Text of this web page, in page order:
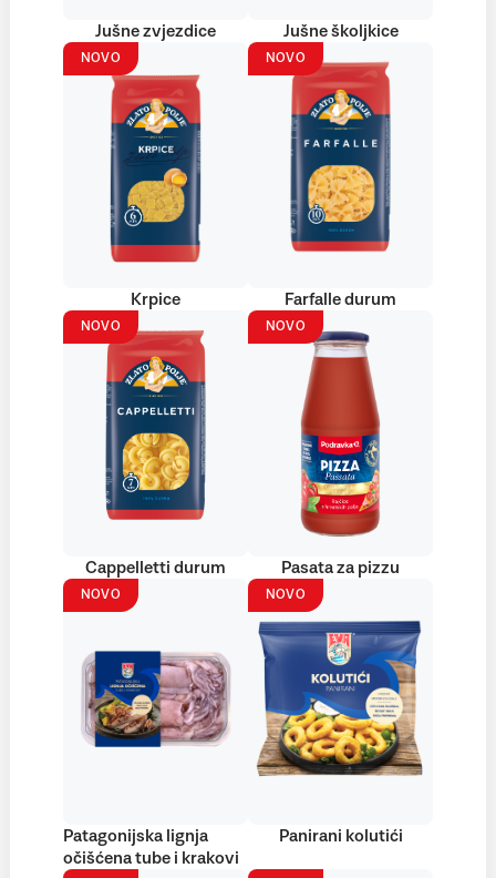
Jušne zvjezdice Jušne školjkice
NOVO
Krpice
NOVO
Farfalle durum
NOVO
Cappelletti durum
NOVO
Pasata za pizzu
NOVO
Patagonijska lignja
očišćena tube i krakovi
NOVO
Panirani kolutići